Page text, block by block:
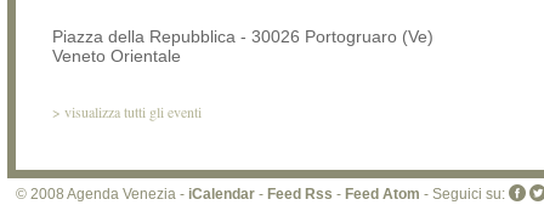
Piazza della Repubblica - 30026 Portogruaro (Ve)
Veneto Orientale
> visualizza tutti gli eventi
© 2008 Agenda Venezia - iCalendar - Feed Rss - Feed Atom - Seguici su: